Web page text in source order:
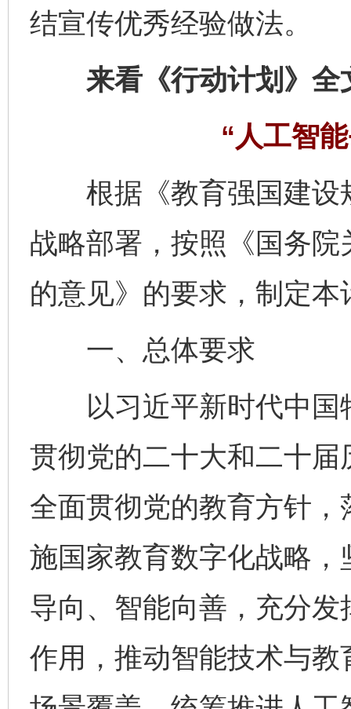
结宣传优秀经验做法。
来看《行动计划》
“人工智
根据《教育强国建设
战略部署，按照《国务院
的意见》的要求，制定本
一、总体要求
以习近平新时代中国
贯彻党的二十大和二十
全面贯彻党的教育方针
施国家教育数字化战略
导向、智能向善，充分
作用，推动智能技术与